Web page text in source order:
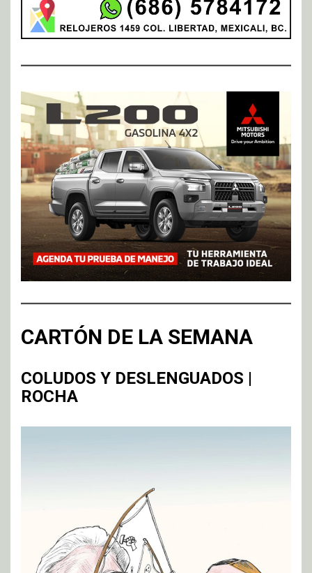
CARTÓN DE LA SEMANA
COLUDOS Y DESLENGUADOS |
ROCHA